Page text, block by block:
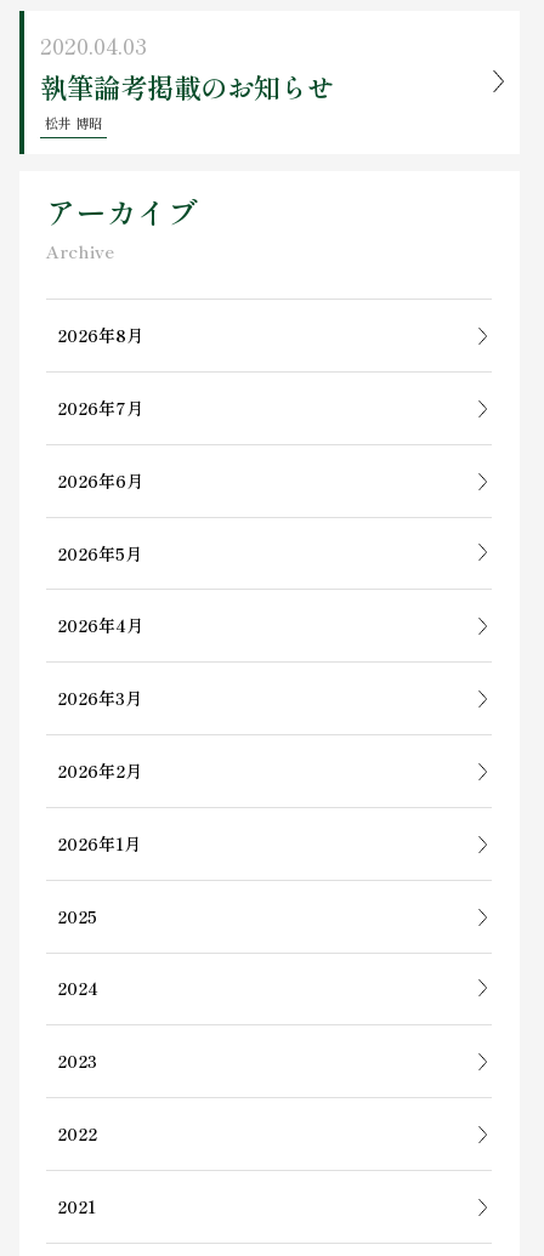
2020.04.03
執筆論考掲載のお知らせ
松井 博昭
アーカイブ
Archive
2026年8月
2026年7月
2026年6月
2026年5月
2026年4月
2026年3月
2026年2月
2026年1月
2025
2024
2023
2022
2021